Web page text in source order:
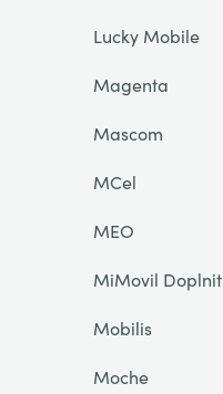
Lucky Mobile
Magenta
Mascom
MCel
MEO
MiMovil Doplnit
Mobilis
Moche